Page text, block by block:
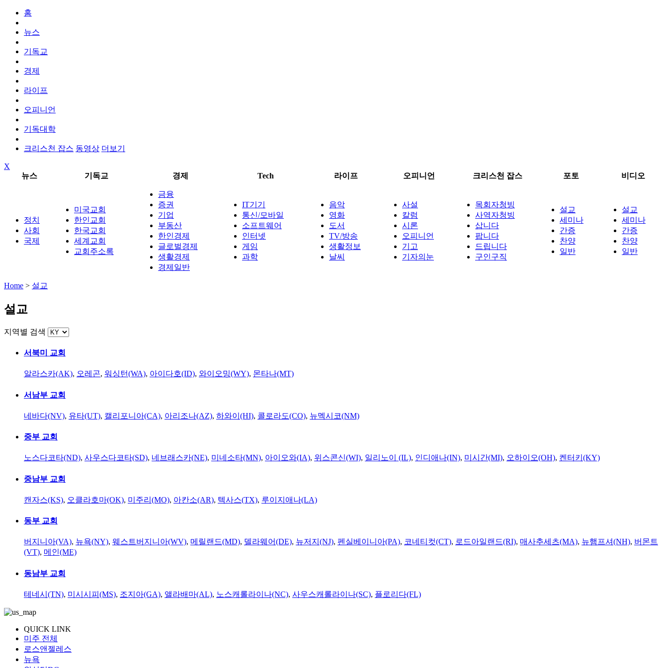
홈
뉴스
기독교
경제
라이프
오피니언
기독대학
크리스천 잡스 동영상 더보기
X
뉴스
기독교 경제 Tech 라이프 오피니언 크리스천 잡스 포토 비디오
정치
사회
국제
미국교회
한인교회
한국교회
세계교회
교회주소록
금융
증권
기업
부동산
한인경제
글로벌경제
생활경제
경제일반
IT기기
통신/모바일
소프트웨어
인터넷
게임
과학
음악
영화
도서
TV/방송
생활정보
날씨
사설
칼럼
시론
오피니언
기고
기자의눈
목회자청빙
사역자청빙
삽니다
팝니다
드립니다
구인구직
설교
세미나
간증
찬양
일반
설교
세미나
간증
찬양
일반
Home > 설교
설교
지역별 검색
서북미 교회
알라스카(AK), 오레곤, 워싱턴(WA), 아이다호(ID), 와이오밍(WY), 몬타나(MT)
서남부 교회
네바다(NV), 유타(UT), 캘리포니아(CA), 아리조나(AZ), 하와이(HI), 콜로라도(CO), 뉴멕시코(NM)
중부 교회
노스다코타(ND), 사우스다코타(SD), 네브래스카(NE), 미네소타(MN), 아이오와(IA), 위스콘신(WI), 일리노이 (IL), 인디애나(IN), 미시간(MI), 오하이오(OH), 켄터키(KY)
중남부 교회
캔자스(KS), 오클라호마(OK), 미주리(MO), 아칸소(AR), 텍사스(TX), 루이지애나(LA)
동부 교회
버지니아(VA), 뉴욕(NY), 웨스트버지니아(WV), 메릴랜드(MD), 델라웨어(DE), 뉴저지(NJ), 펜실베이니아(PA), 코네티컷(CT), 로드아일랜드(RI), 매사추세츠(MA), 뉴햄프셔(NH), 버몬트
(VT), 메인(ME)
동남부 교회
테네시(TN), 미시시피(MS), 조지아(GA), 앨라배마(AL), 노스캐롤라이나(NC), 사우스캐롤라이나(SC), 플로리다(FL)
QUICK LINK
미주 전체
로스앤젤레스
뉴욕